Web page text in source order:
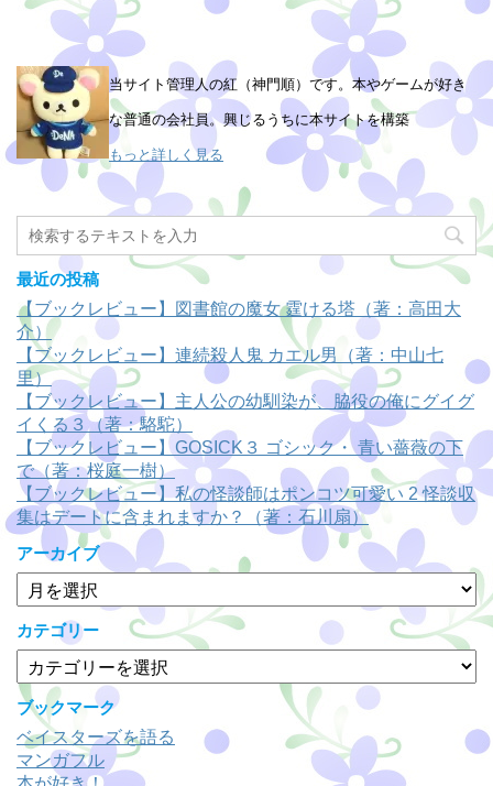
当サイト管理人の紅（神門順）です。本やゲームが好き
な普通の会社員。興じるうちに本サイトを構築
もっと詳しく見る
最近の投稿
【ブックレビュー】図書館の魔女 霆ける塔（著：高田大
介）
【ブックレビュー】連続殺人鬼 カエル男（著：中山七
里）
【ブックレビュー】主人公の幼馴染が、脇役の俺にグイグ
イくる３（著：駱駝）
【ブックレビュー】GOSICK３ ゴシック・ 青い薔薇の下
で（著：桜庭一樹）
【ブックレビュー】私の怪談師はポンコツ可愛い 2 怪談収
集はデートに含まれますか？（著：石川扇）
アーカイブ
ア
ー
カ
イ
ブ
カテゴリー
テ
ゴ
リ
ー
ブックマーク
ベイスターズを語る
マンガフル